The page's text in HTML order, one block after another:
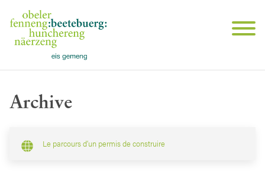
Archive
Le parcours d’un permis de construire